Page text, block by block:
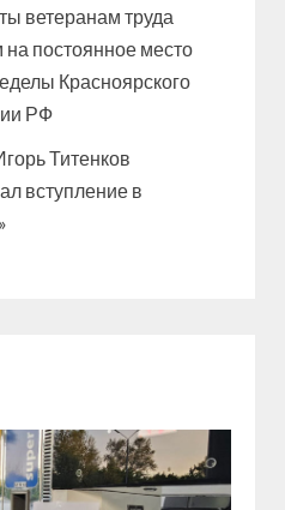
ветеранам труда
постоянное место
Красноярского
РФ
Титенков
вступление в